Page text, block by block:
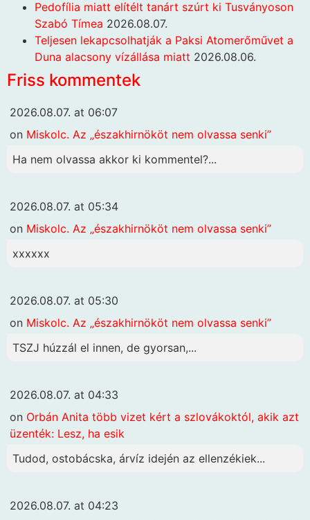
Pedofília miatt elítélt tanárt szúrt ki Tusványoson
Szabó Tímea 2026.08.07.
Teljesen lekapcsolhatják a Paksi Atomerőművet a
Duna alacsony vízállása miatt 2026.08.06.
Friss kommentek
2026.08.07. at 06:07
on Miskolc. Az „északhirnököt nem olvassa senki”
Ha nem olvassa akkor ki kommentel?...
2026.08.07. at 05:34
on Miskolc. Az „északhirnököt nem olvassa senki”
xxxxxx
2026.08.07. at 05:30
on Miskolc. Az „északhirnököt nem olvassa senki”
TSZJ húzzál el innen, de gyorsan,...
2026.08.07. at 04:33
on Orbán Anita több vizet kért a szlovákoktól, akik azt
üzenték: Lesz, ha esik
Tudod, ostobácska, árvíz idején az ellenzékiek...
2026.08.07. at 04:23